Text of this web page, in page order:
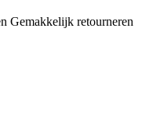
Gemakkelijk retourneren